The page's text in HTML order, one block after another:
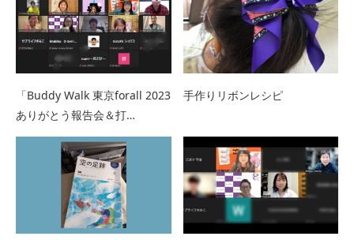
「Buddy Walk 東京forall 2023
ありがとう報告会＆打…
手作りリボンレシピ